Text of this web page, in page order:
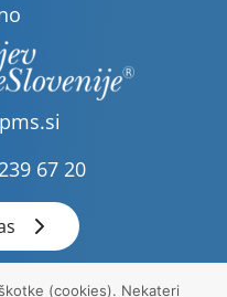
67 20
(cookies). Nekateri